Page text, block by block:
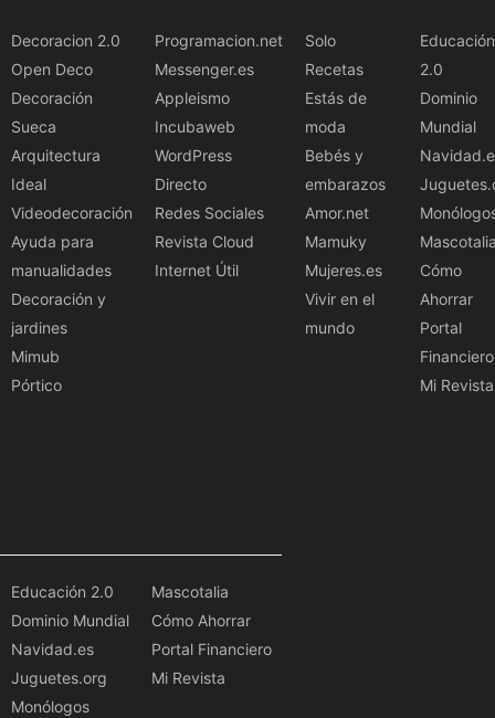
Decoracion 2.0
Open Deco
Decoración
Sueca
Arquitectura
Ideal
Videodecoración
Ayuda para
manualidades
Decoración y
jardines
Mimub
Pórtico
Programacion.net
Messenger.es
Appleismo
Incubaweb
WordPress
Directo
Redes Sociales
Revista Cloud
Internet Útil
Solo
Recetas
Estás de
moda
Bebés y
embarazos
Amor.net
Mamuky
Mujeres.es
Vivir en el
mundo
Educación
2.0
Dominio
Mundial
Cómo
Ahorrar
Portal
Financiero
Mi Revista
Educación 2.0
Dominio Mundial
Navidad.es
Juguetes.org
Monólogos
Mascotalia
Cómo Ahorrar
Portal Financiero
Mi Revista